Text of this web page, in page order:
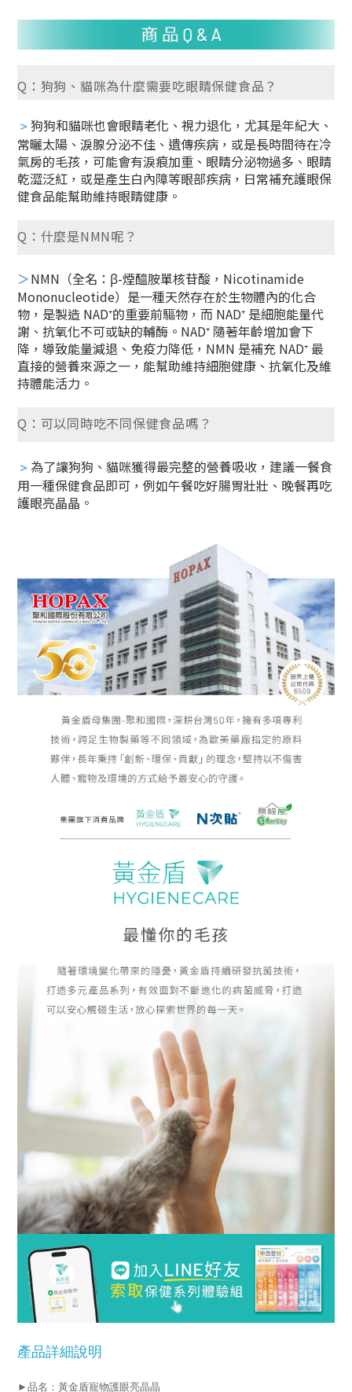
Q：狗狗、貓咪為什麼需要吃眼睛保健食品？
＞ 狗狗和貓咪也會眼睛老化、視力退化，尤其是年紀大、
常曬太陽、淚腺分泌不佳、遺傳疾病，或是長時間待在冷
氣房的毛孩，可能會有淚痕加重、眼睛分泌物過多、眼睛
乾澀泛紅，或是產生白內障等眼部疾病，日常補充護眼保
健食品能幫助維持眼睛健康。
Q：什麼是NMN呢？
＞NMN（全名：β-煙醯胺單核苷酸，Nicotinamide
Mononucleotide）是一種天然存在於生物體內的化合
物，是製造 NAD⁺的重要前驅物，而 NAD⁺ 是細胞能量代
謝、抗氧化不可或缺的輔酶。NAD⁺ 隨著年齡增加會下
降，導致能量減退、免疫力降低，NMN 是補充 NAD⁺ 最
直接的營養來源之一，能幫助維持細胞健康、抗氧化及維
持體能活力。
Q：可以同時吃不同保健食品嗎？
＞ 為了讓狗狗、貓咪獲得最完整的營養吸收，建議一餐食
用一種保健食品即可，例如午餐吃好腸胃壯壯、晚餐再吃
護眼亮晶晶。
產品詳細說明
►品名：黃金盾寵物護眼亮晶晶